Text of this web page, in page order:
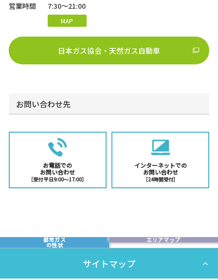
営業時間
7:30～21:00
MAP
日本ガス協会・天然ガス自動車
お問い合わせ先
お電話での
お問い合わせ
［受付 平日9:00〜17:00］
インターネットでの
お問い合わせ
［24時間受付］
都市ガス
の性状
エリアマップ
サイトマップ